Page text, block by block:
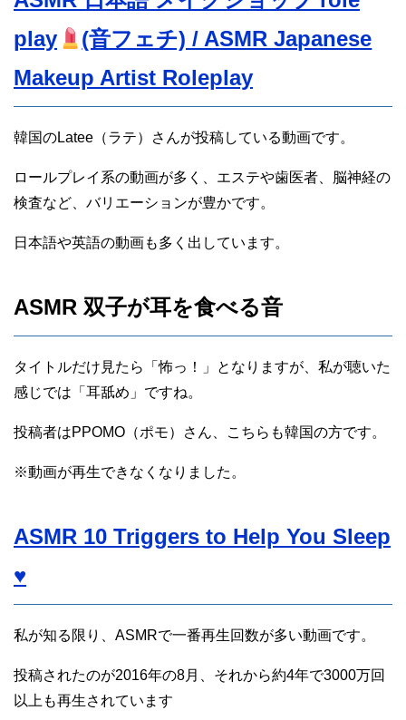
play
(音フェチ) / ASMR Japanese
Makeup Artist Roleplay
韓国のLatee（ラテ）さんが投稿している動画です。
ロールプレイ系の動画が多く、エステや歯医者、脳神経の
検査など、バリエーションが豊かです。
日本語や英語の動画も多く出しています。
ASMR 双子が耳を食べる音
タイトルだけ見たら「怖っ！」となりますが、私が聴いた
感じでは「耳舐め」ですね。
投稿者はPPOMO（ポモ）さん、こちらも韓国の方です。
※動画が再生できなくなりました。
ASMR 10 Triggers to Help You Sleep
♥
私が知る限り、ASMRで一番再生回数が多い動画です。
投稿されたのが2016年の8月、それから約4年で3000万回
以上も再生されています